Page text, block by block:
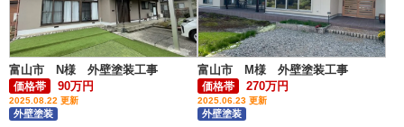
富山市 N様 外壁塗装工事
価格帯 90万円
2025.08.22 更新
外壁塗装
富山市 M様 外壁塗装工事
価格帯 270万円
2025.06.23 更新
外壁塗装